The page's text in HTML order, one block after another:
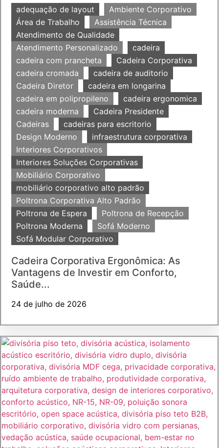
adequação de layout
Ambiente Corporativo
Área de Trabalho
Assistência Técnica
Atendimento de Qualidade
Atendimento Personalizado
cadeira
cadeira com prancheta
Cadeira Corporativa
cadeira cromada
cadeira de auditorio
Cadeira Diretor
cadeira em longarina
cadeira em polipropileno
cadeira ergonomica
cadeira moderna
Cadeira Presidente
Cadeiras
cadeiras para escritorio
Design Moderno
infraestrutura corporativa
Interiores Corporativos
Interiores Soluções Corporativas
Mobiliário Corporativo
mobiliário corporativo alto padrão
Poltrona Corporativa Alto Padrão
Poltrona de Espera
Poltrona de Recepção
Poltrona Moderna
Sofá Moderno
Sofá Modular Corporativo
Cadeira Corporativa Ergonômica: As
Vantagens de Investir em Conforto,
Saúde...
24 de julho de 2026